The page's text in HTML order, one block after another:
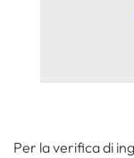
Per la verifica di